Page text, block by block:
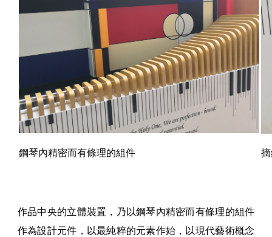
鋼琴內精密而有條理的組件
作品中央的立體裝置，乃以鋼琴內精密而有條理的組件
作為設計元件，以最純粹的元素作始，以現代藝術概念